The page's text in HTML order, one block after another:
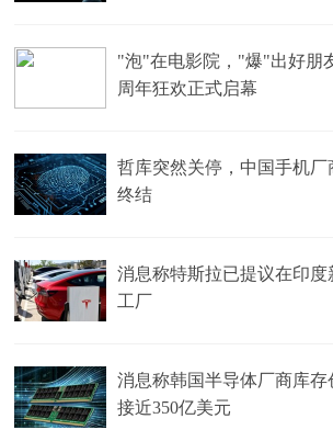
"泡"在电影院，"爆"出好朋
周年狂欢正式启幕
哲库突然关停，中国手机厂
终结
消息称特斯拉已提议在印
工厂
消息称韩国半导体厂商库
接近350亿美元